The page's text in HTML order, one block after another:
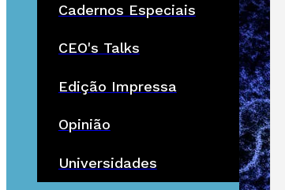
Cadernos Especiais
CEO's Talks
Edição Impressa
Opinião
Universidades